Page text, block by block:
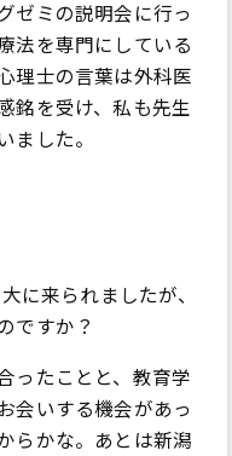
ゼミの説明会に行っ
法を専門にしている
理士の言葉は外科医
銘を受け、私も先生
ました。
に来られましたが、
ですか？
ったことと、教育学
会いする機会があっ
らかな。あとは新潟